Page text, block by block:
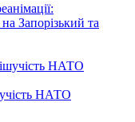
Запорізький та
НАТО